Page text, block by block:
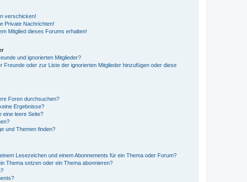
verschicken!
Private Nachrichten!
Mitglied dieses Forums erhalten!
und ignorierten Mitglieder?
Freunde oder zur Liste der ignorierten Mitglieder hinzufügen oder diese
Foren durchsuchen?
Ergebnisse?
eine leere Seite?
und Themen finden?
Lesezeichen und einem Abonnements für ein Thema oder Forum?
Thema setzen oder ein Thema abonnieren?